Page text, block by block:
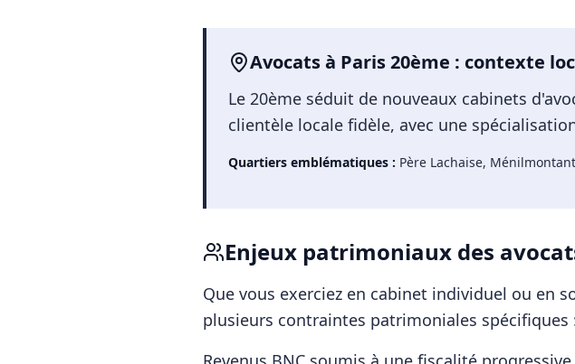
Avocatsà Paris 20ème : contexte
Le 20ème séduit de nouveaux cabinets
clientèle locale fidèle, avec une
Quartiers emblématiques : Père Lachaise,
Enjeux patrimoniaux des
Que vous exerciez en cabinet individuel ou en
plusieurs contraintes patrimoniales spécifiques